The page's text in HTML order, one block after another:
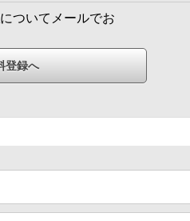
についてメールでお